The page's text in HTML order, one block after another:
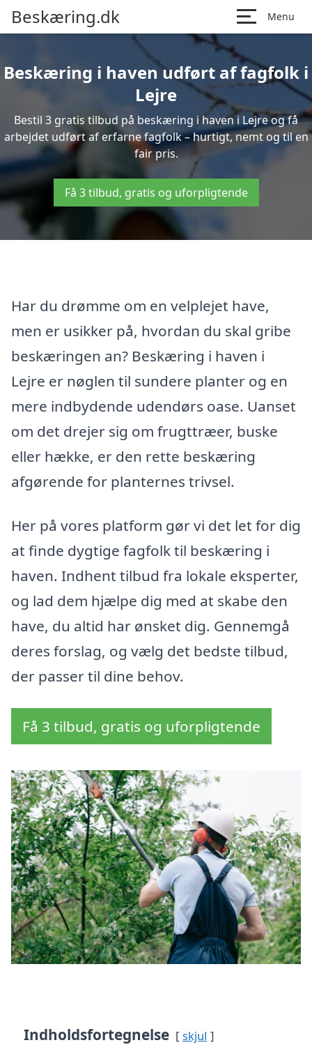
Beskæring.dk Menu
Beskæring i haven udført af fagfolk i
Lejre
Bestil 3 gratis tilbud på beskæring i haven i Lejre og få
arbejdet udført af erfarne fagfolk – hurtigt, nemt og til en
fair pris.
Få 3 tilbud, gratis og uforpligtende
Har du drømme om en velplejet have,
men er usikker på, hvordan du skal gribe
beskæringen an? Beskæring i haven i
Lejre er nøglen til sundere planter og en
mere indbydende udendørs oase. Uanset
om det drejer sig om frugttræer, buske
eller hække, er den rette beskæring
afgørende for planternes trivsel.
Her på vores platform gør vi det let for dig
at finde dygtige fagfolk til beskæring i
haven. Indhent tilbud fra lokale eksperter,
og lad dem hjælpe dig med at skabe den
have, du altid har ønsket dig. Gennemgå
deres forslag, og vælg det bedste tilbud,
der passer til dine behov.
Få 3 tilbud, gratis og uforpligtende
Indholdsfortegnelse skjul